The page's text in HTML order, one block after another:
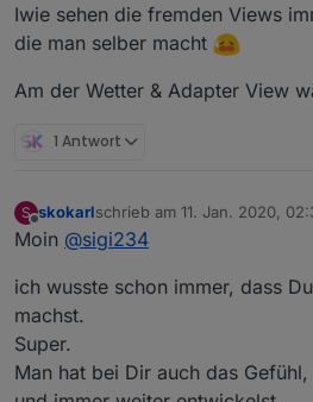
Iwie sehen die fremden Views
die man selber macht
Am der Wetter & Adapter View
1 Antwort
S
Offline
skokarlschrieb am 11. Jan. 2020,
zuletzt editiert von
Moin @sigi234
ich wusste schon immer, dass
machst.
Super.
Man hat bei Dir auch das